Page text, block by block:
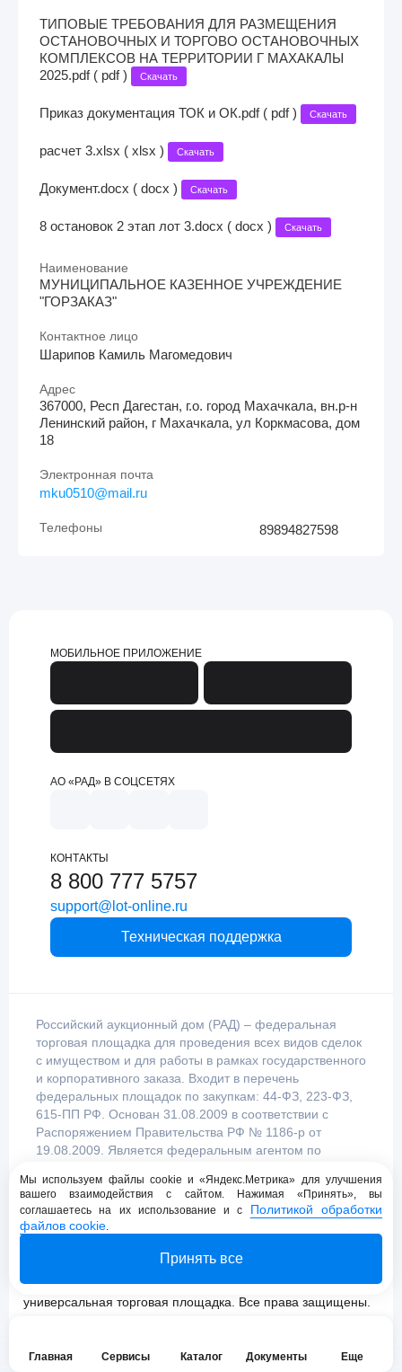
Главная Сервисы Каталог Документы Еще
ТИПОВЫЕ ТРЕБОВАНИЯ ДЛЯ РАЗМЕЩЕНИЯ
ОСТАНОВОЧНЫХ И ТОРГОВО ОСТАНОВОЧНЫХ
КОМПЛЕКСОВ НА ТЕРРИТОРИИ Г МАХАКАЛЫ
2025.pdf ( pdf )
Скачать
Приказ документация ТОК и ОК.pdf ( pdf ) Скачать
расчет 3.xlsx ( xlsx ) Скачать
Документ.docx ( docx ) Скачать
8 остановок 2 этап лот 3.docx ( docx ) Скачать
Наименование
МУНИЦИПАЛЬНОЕ КАЗЕННОЕ УЧРЕЖДЕНИЕ
"ГОРЗАКАЗ"
Контактное лицо
Шарипов Камиль Магомедович
Адрес
367000, Респ Дагестан, г.о. город Махачкала, вн.р-н
Ленинский район, г Махачкала, ул Коркмасова, дом
18
Электронная почта
mku0510@mail.ru
Телефоны 89894827598
МОБИЛЬНОЕ ПРИЛОЖЕНИЕ
АО «РАД» В СОЦСЕТЯХ
КОНТАКТЫ
8 800 777 5757
support@lot-online.ru
Техническая поддержка
Российский аукционный дом (РАД) – федеральная
торговая площадка для проведения всех видов сделок
с имуществом и для работы в рамках государственного
и корпоративного заказа. Входит в перечень
федеральных площадок по закупкам: 44-ФЗ, 223-ФЗ,
615-ПП РФ. Основан 31.08.2009 в соответствии с
Распоряжением Правительства РФ № 1186-р от
19.08.2009. Является федеральным агентом по
Правительством Российской Федерации.
Политика конфиденциальности
© 2009 - 2026 АО «Российский аукционный дом»
универсальная торговая площадка. Все права защищены.
Мы используем файлы cookie и «Яндекс.Метрика» для улучшения
вашего взаимодействия с сайтом. Нажимая «Принять», вы
соглашаетесь на их использование и с Политикой обработки
файлов cookie.
Принять все